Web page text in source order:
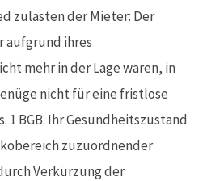
zulasten der Mieter: Der
aufgrund ihres
mehr in der Lage waren, in
nicht für eine fristlose
1 BGB. Ihr Gesundheitszustand
zuzuordnender
Verkürzung der